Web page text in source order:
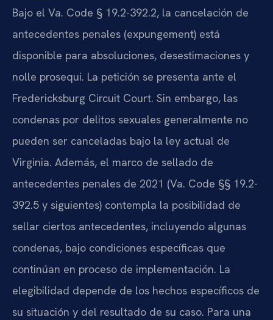
Bajo el Va. Code § 19.2-392.2, la cancelación de
antecedentes penales (expungement) está
disponible para absoluciones, desestimaciones y
nolle prosequi. La petición se presenta ante el
Fredericksburg Circuit Court. Sin embargo, las
condenas por delitos sexuales generalmente no
pueden ser canceladas bajo la ley actual de
Virginia. Además, el marco de sellado de
antecedentes penales de 2021 (Va. Code §§ 19.2-
392.5 y siguientes) contempla la posibilidad de
sellar ciertos antecedentes, incluyendo algunas
condenas, bajo condiciones específicas que
continúan en proceso de implementación. La
elegibilidad depende de los hechos específicos de
su situación y del resultado de su caso. Para una